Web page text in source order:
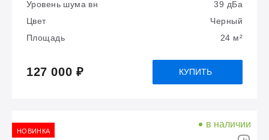
Уровень шума вн
39 дБа
Цвет
Черный
Площадь
24 м²
127 000 ₽ КУПИТЬ
НОВИНКА
в наличии